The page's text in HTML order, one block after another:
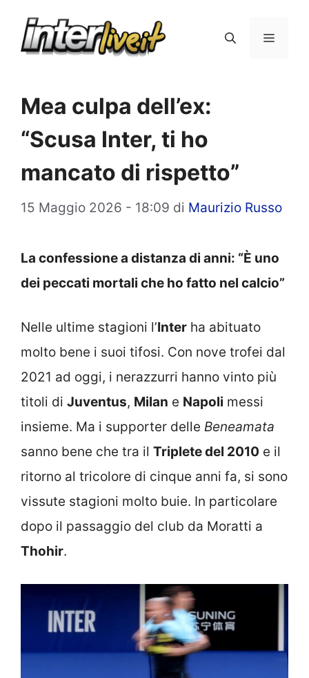
Menu
Mea culpa dell’ex:
“Scusa Inter, ti ho
mancato di rispetto”
15 Maggio 2026 - 18:09 di Maurizio Russo
La confessione a distanza di anni: “È uno
dei peccati mortali che ho fatto nel calcio”
Nelle ultime stagioni l’Inter ha abituato
molto bene i suoi tifosi. Con nove trofei dal
2021 ad oggi, i nerazzurri hanno vinto più
titoli di Juventus, Milan e Napoli messi
insieme. Ma i supporter delle Beneamata
sanno bene che tra il Triplete del 2010 e il
ritorno al tricolore di cinque anni fa, si sono
vissute stagioni molto buie. In particolare
dopo il passaggio del club da Moratti a
Thohir.